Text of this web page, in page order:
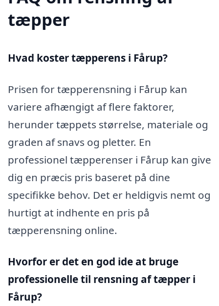
tæpper
Hvad koster tæpperens i Fårup?
Prisen for tæpperensning i Fårup kan
variere afhængigt af flere faktorer,
herunder tæppets størrelse, materiale og
graden af snavs og pletter. En
professionel tæpperenser i Fårup kan give
dig en præcis pris baseret på dine
specifikke behov. Det er heldigvis nemt og
hurtigt at indhente en pris på
tæpperensning online.
Hvorfor er det en god ide at bruge
professionelle til rensning af tæpper i
Fårup?